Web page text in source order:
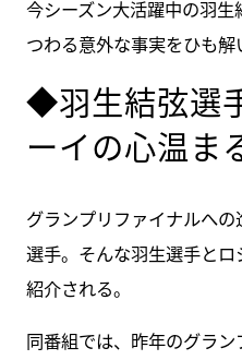
今シーズン大活躍中の羽
つわる意外な事実をひも解
◆羽生結弦選
ーイの心温ま
グランプリファイナルへ
選手。そんな羽生選手と
紹介される。
同番組では、昨年のグラ